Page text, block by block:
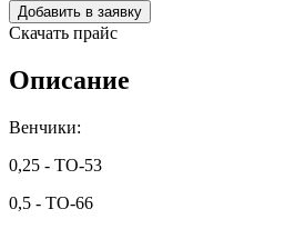
Добавить в заявку
Скачать прайс
Описание
Венчики:
0,25 - ТО-53
0,5 - ТО-66